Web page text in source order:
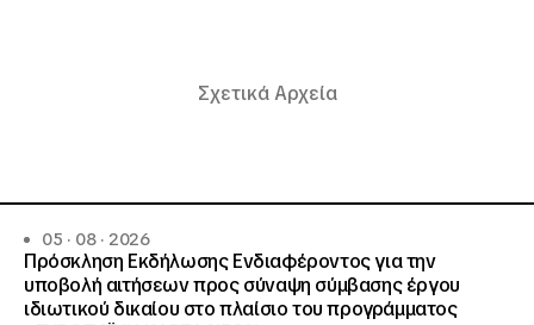
Σχετικά Αρχεία
05 · 08 · 2026
Πρόσκληση Εκδήλωσης Ενδιαφέροντος για την
υποβολή αιτήσεων προς σύναψη σύμβασης έργου
ιδιωτικού δικαίου στο πλαίσιο του προγράμματος